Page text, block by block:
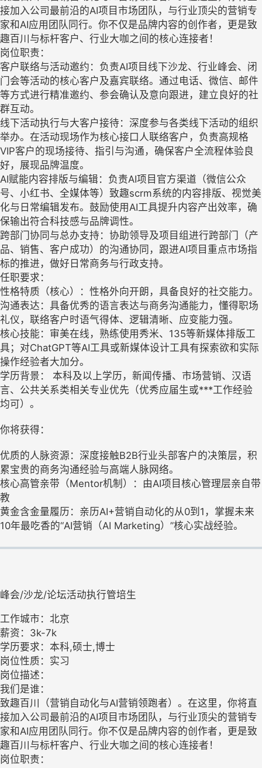
接加入公司最前沿的AI项目市场团队，与行业顶尖的营销专
家和AI应用团队同行。你不仅是品牌内容的创作者，更是致
趣百川与标杆客户、行业大咖之间的核心连接者！
岗位职责：
客户联络与活动邀约：负责AI项目线下沙龙、行业峰会、闭
门会等活动的核心客户及嘉宾联络。通过电话、微信、邮件
等方式进行精准邀约、参会确认及意向跟进，建立良好的社
群互动。
线下活动执行与大客户接待：深度参与各类线下活动的组织
举办。在活动现场作为核心接口人联络客户，负责高规格
VIP客户的现场接待、指引与沟通，确保客户全流程体验良
好，展现品牌温度。
AI赋能内容排版与编辑：负责AI项目官方渠道（微信公众
号、小红书、全媒体等）致趣scrm系统的内容排版、视觉美
化与日常编辑发布。鼓励使用AI工具提升内容产出效率，确
保输出符合科技感与品牌调性。
跨部门协同与总办支持：协助领导及项目组进行跨部门（产
品、销售、客户成功）的沟通协同，跟进AI项目重点市场指
标的推进，做好日常商务与行政支持。
任职要求：
性格特质（核心）：性格外向开朗，具备良好的社交能力。
沟通表达：具备优秀的语言表达与商务沟通能力，懂得职场
礼仪，联络客户时语气得体、逻辑清晰、应变能力强。
核心技能：审美在线，熟练使用秀米、135等新媒体排版工
具；对ChatGPT等AI工具或新媒体设计工具有探索欲和实际
操作经验者大加分。
学历背景： 本科及以上学历，新闻传播、市场营销、汉语
言、公共关系类相关专业优先（优秀应届生或***工作经验
均可）。
你将获得：
优质的人脉资源：深度接触B2B行业头部客户的决策层，积
累宝贵的商务沟通经验与高端人脉网络。
核心高管亲带（Mentor机制）：由AI项目核心管理层亲自带
教
黄金含金量履历：亲历AI+营销自动化的从0到1，掌握未来
10年最吃香的“AI营销（AI Marketing）”核心实战经验。
峰会/沙龙/论坛活动执行管培生
工作城市：北京
薪资：3k-7k
学历要求：本科,硕士,博士
岗位性质：实习
岗位描述：
我们是谁：
致趣百川（营销自动化与AI营销领跑者）。在这里，你将直
接加入公司最前沿的AI项目市场团队，与行业顶尖的营销专
家和AI应用团队同行。你不仅是品牌内容的创作者，更是致
趣百川与标杆客户、行业大咖之间的核心连接者！
岗位职责：